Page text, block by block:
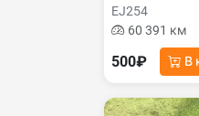
EJ254
60 391 км
500₽ В